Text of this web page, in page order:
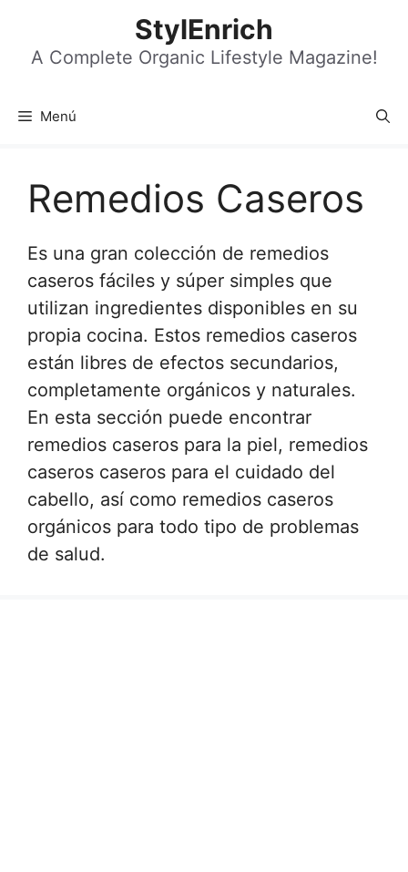
contenido
StylEnrich
A Complete Organic Lifestyle Magazine!
Menú
Remedios Caseros
Es una gran colección de remedios
caseros fáciles y súper simples que
utilizan ingredientes disponibles en su
propia cocina. Estos remedios caseros
están libres de efectos secundarios,
completamente orgánicos y naturales.
En esta sección puede encontrar
remedios caseros para la piel, remedios
caseros caseros para el cuidado del
cabello, así como remedios caseros
orgánicos para todo tipo de problemas
de salud.